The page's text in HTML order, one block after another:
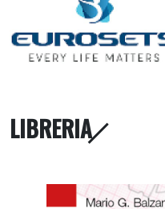
LIBRERIA